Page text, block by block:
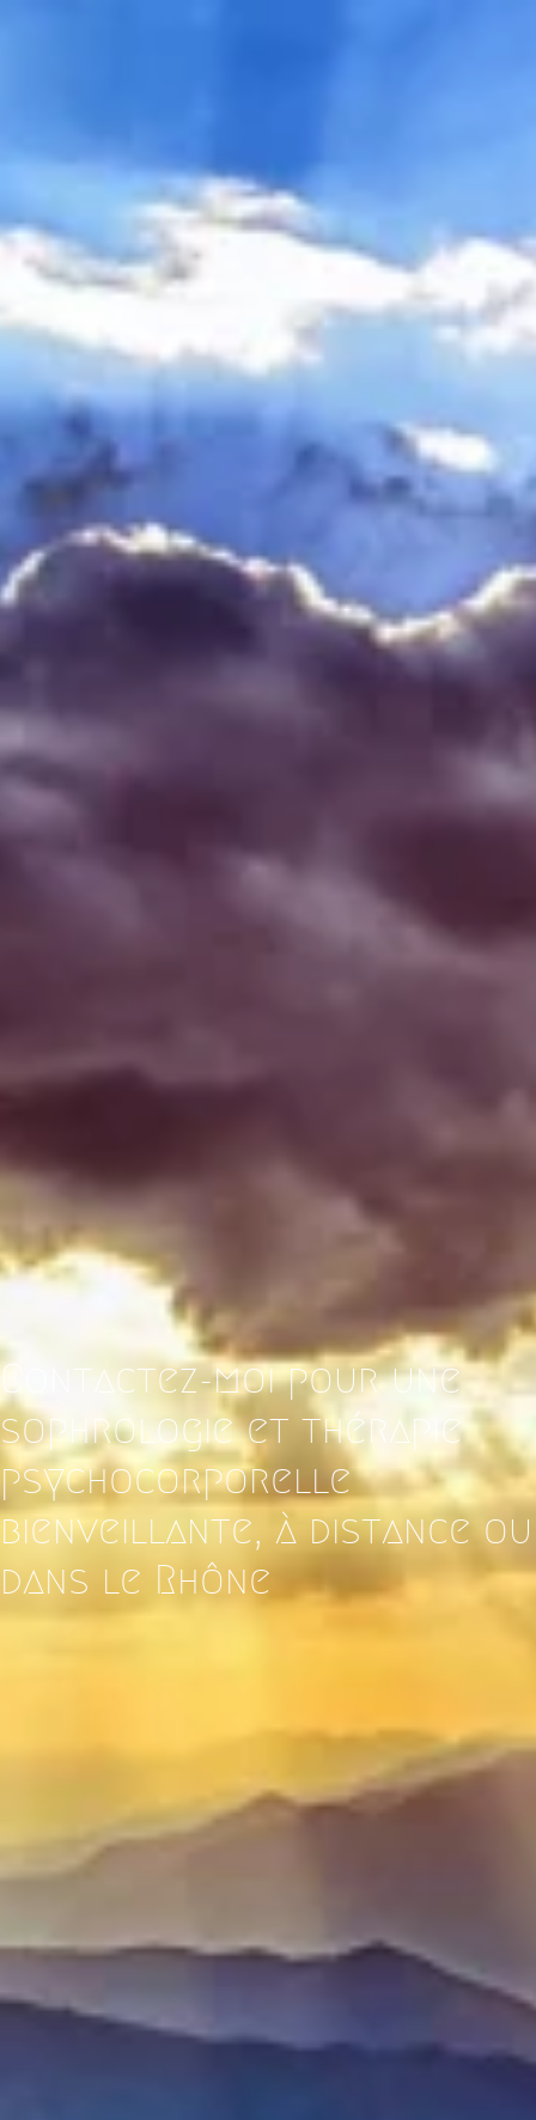
Contactez-moi pour une
sophrologie et thérapie
psychocorporelle
bienveillante, à distance ou
dans le Rhône